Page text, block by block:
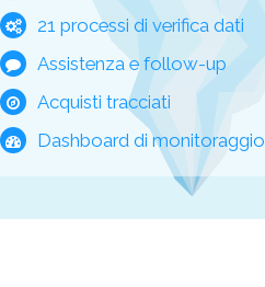
21 processi di verifica dati
Assistenza e follow-up
Acquisti tracciati
Dashboard di monitoraggio